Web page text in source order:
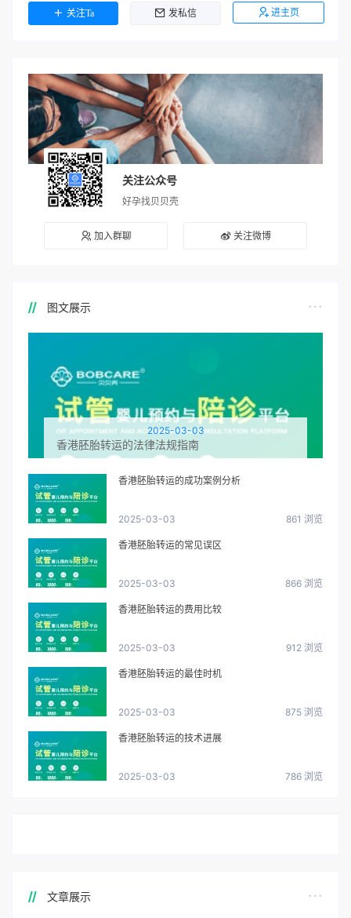
关注Ta 发私信 进主页
关注公众号
好孕找贝贝壳
加入群聊 关注微博
图文展示
2025-03-03
香港胚胎转运的法律法规指南
香港胚胎转运的成功案例分析
2025-03-03 861 浏览
香港胚胎转运的常见误区
2025-03-03 866 浏览
香港胚胎转运的费用比较
2025-03-03 912 浏览
香港胚胎转运的最佳时机
2025-03-03 875 浏览
香港胚胎转运的技术进展
2025-03-03 786 浏览
文章展示